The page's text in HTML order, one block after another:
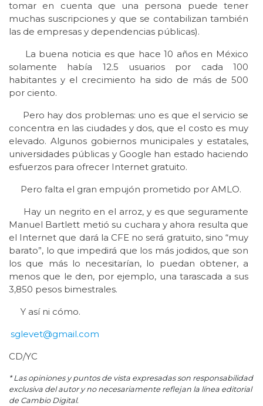
tomar en cuenta que una persona puede tener
muchas suscripciones y que se contabilizan también
las de empresas y dependencias públicas).
La buena noticia es que hace 10 años en México
solamente había 12.5 usuarios por cada 100
habitantes y el crecimiento ha sido de más de 500
por ciento.
Pero hay dos problemas: uno es que el servicio se
concentra en las ciudades y dos, que el costo es muy
elevado. Algunos gobiernos municipales y estatales,
universidades públicas y Google han estado haciendo
esfuerzos para ofrecer Internet gratuito.
Pero falta el gran empujón prometido por AMLO.
Hay un negrito en el arroz, y es que seguramente
Manuel Bartlett metió su cuchara y ahora resulta que
el Internet que dará la CFE no será gratuito, sino “muy
barato”, lo que impedirá que los más jodidos, que son
los que más lo necesitarían, lo puedan obtener, a
menos que le den, por ejemplo, una tarascada a sus
3,850 pesos bimestrales.
Y así ni cómo.
sglevet@gmail.com
CD/YC
* Las opiniones y puntos de vista expresadas son responsabilidad
exclusiva del autor y no necesariamente reflejan la línea editorial
de Cambio Digital.